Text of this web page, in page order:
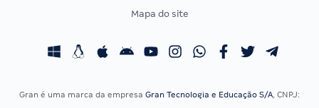
Concursos Fiscais
Calendário OAB
Mapa do site
Gran é uma marca da empresa Gran Tecnologia e Educação S/A, CNPJ: